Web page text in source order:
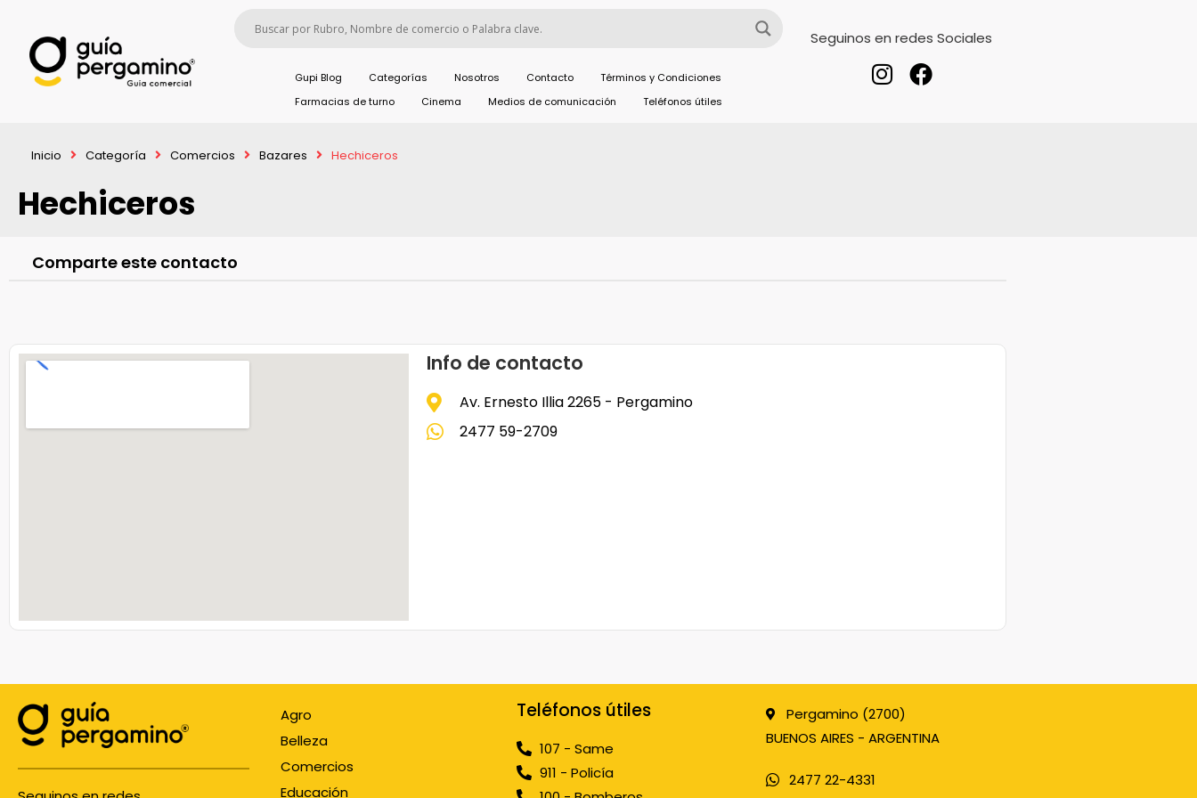
Gupi Blog Categorías Nosotros Contacto
Términos y Condiciones
Farmacias de turno
Cinema Medios de comunicación Teléfonos útiles
Seguinos en redes Sociales
Inicio Categoría Comercios Bazares Hechiceros
Hechiceros
Comparte este contacto
Info de contacto
Av. Ernesto Illia 2265 - Pergamino
2477 59-2709
Agro
Belleza
Comercios
Educación
Teléfonos útiles
107 - Same
911 - Policía
Pergamino (2700)
BUENOS AIRES - ARGENTINA
2477 22-4331